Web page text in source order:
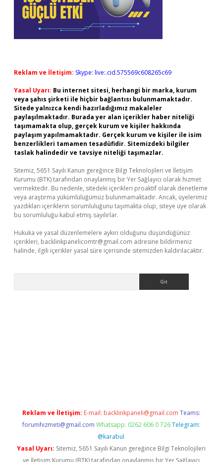
Reklam ve İletişim: Skype: live:.cid.575569c608265c69
Yasal Uyarı: Bu internet sitesi, herhangi bir marka, kurum
veya şahıs şirketi ile hiçbir bağlantısı bulunmamaktadır.
Sitede yalnızca kendi hazırladığımız makaleler
paylaşılmaktadır. Burada yer alan içerikler haber niteliği
taşımamakta olup, gerçek kurum ve kişiler hakkında
paylaşım yapılmamaktadır. Gerçek kurum ve kişiler ile isim
benzerlikleri tamamen tesadüfidir. Sitemizdeki bilgiler
taslak halindedir ve tavsiye niteliği taşımazlar.
Sitemiz, 5651 Sayılı Kanun gereğince Bilgi Teknolojileri ve İletişim
Kurumu (BTK) tarafından onaylanmış bir Yer Sağlayıcı olarak hizmet
vermektedir. Bu nedenle, sitedeki içerikleri proaktif olarak denetleme
veya araştırma yükümlülüğümüz bulunmamaktadır. Ancak, üyelerimiz
yazdıkları içeriklerin sorumluluğunu taşımakta olup, siteye üye olarak
bu sorumluluğu kabul etmiş sayılırlar.
Hukuka ve yasal düzenlemelere aykırı olduğunu düşündüğünüz
içerikleri, backlinkpanelicomtr@gmail.com adresine bildirmeniz
halinde, ilgili içerikler yasal süre içerisinde sitemizden kaldırılacaktır.
Reklam ve İletişim: E-mail: backlinkpaneli@gmail.com Teams:
forumhizmeti@gmail.com Whatsapp: 0262 606 0 726 Telegram:
@karabul
Yasal Uyarı: Sitemiz, 5651 Sayılı Kanun gereğince Bilgi Teknolojileri
ve İletişim Kurumu (BTK) tarafından onaylanmış bir Yer Sağlayıcı